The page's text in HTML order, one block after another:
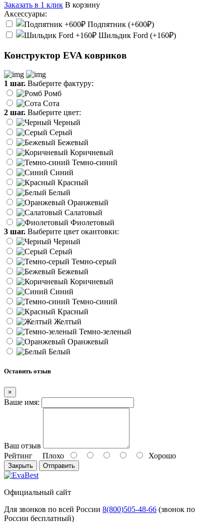
Заказать в 1 клик В корзину
Аксессуары:
Подпятник (+600₽)
Шильдик Ford (+160₽)
Конструктор EVA ковриков
1 шаг. Выберите фактуру:
Ромб
Сота
2 шаг. Выберите цвет:
Черный
Серый
Бежевый
Коричневый
Темно-синий
Синий
Красный
Белый
Оранжевый
Салатовый
Фиолетовый
3 шаг. Выберите цвет окантовки:
Черный
Серый
Темно-серый
Бежевый
Коричневый
Синий
Темно-синий
Красный
Желтый
Темно-зеленый
Оранжевый
Белый
Оставить отзыв
×
Ваше имя:
Ваш отзыв
Рейтинг Плохо Хорошо
Закрыть Отправить
Официальный сайт
Для звонков по всей России 8(800)505-48-66 (звонок по
России бесплатный)